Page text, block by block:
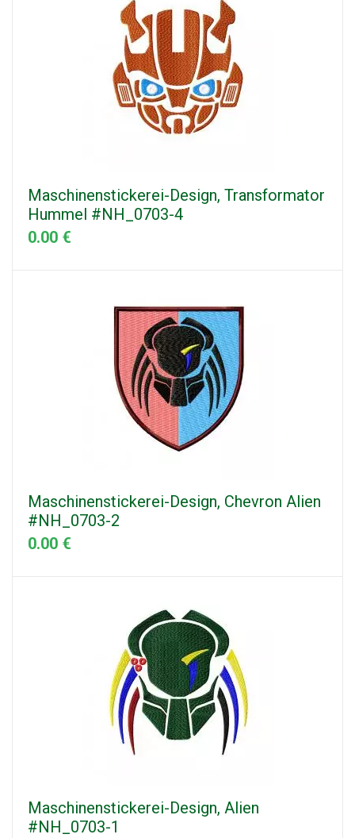
Maschinenstickerei-Design, Transformator
Hummel #NH_0703-4
0.00 €
Maschinenstickerei-Design, Chevron Alien
#NH_0703-2
0.00 €
Maschinenstickerei-Design, Alien
#NH_0703-1